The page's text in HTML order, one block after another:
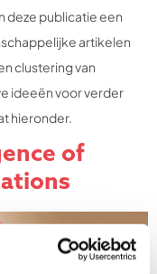
deze publicatie een
artikelen
clustering van
ideeën voor verder
hieronder.
of